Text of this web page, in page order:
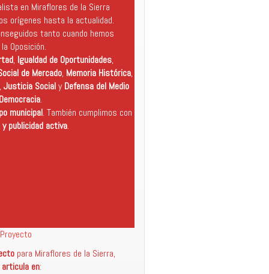
en Miraflores de la Sierra
orígenes hasta la actualidad.
tanto cuando hemos
Oposición.
, Igualdad de Oportunidades,
de Mercado, Memoria Histórica,
, Justicia SocialyDefensa del Medio
Democracia.
municipal. También cumplimos con
publicidad activa.
para Miraflores de la Sierra,
en: